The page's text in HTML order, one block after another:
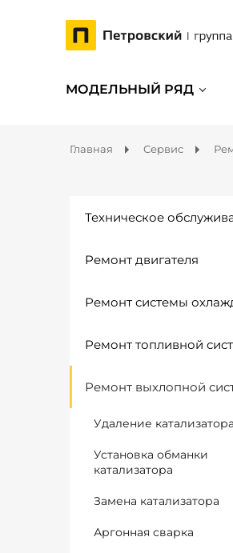
МОДЕЛЬНЫЙ РЯД
Главная Сервис
Техническое
Ремонт двигателя
Ремонт системы
Ремонт топливной
Ремонт выхлопной
Удаление катализатора
Установка обманки
катализатора
Замена катализатора
Аргонная сварка